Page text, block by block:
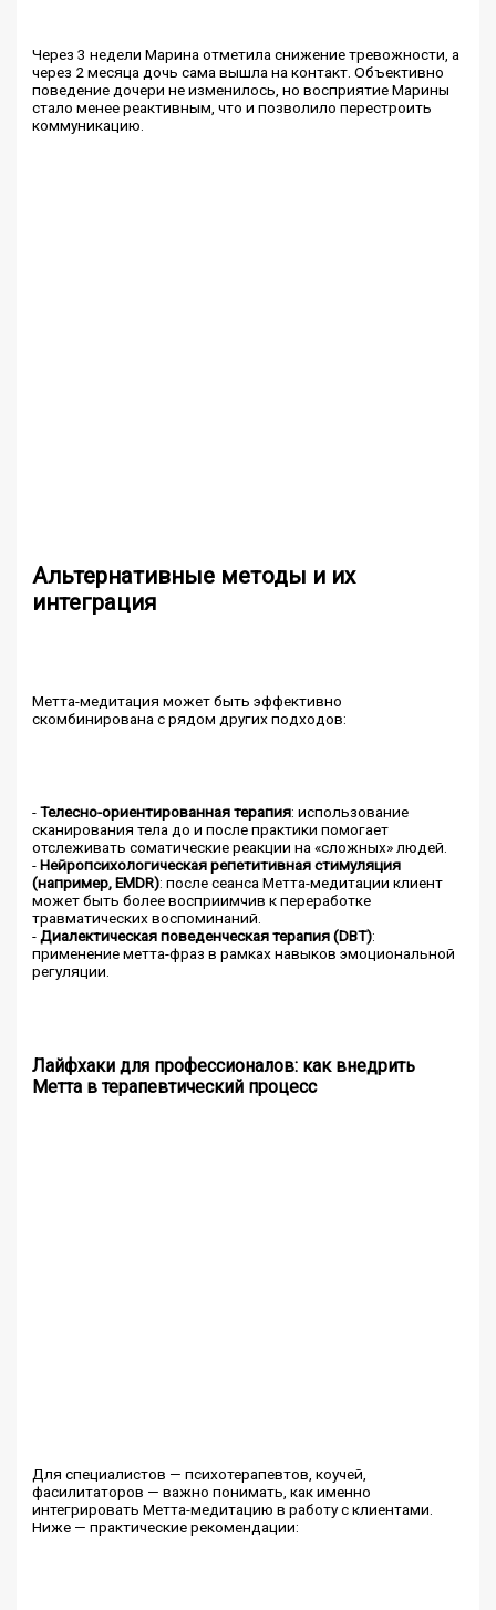
Через 3 недели Марина отметила снижение тревожности, а
через 2 месяца дочь сама вышла на контакт. Объективно
поведение дочери не изменилось, но восприятие Марины
стало менее реактивным, что и позволило перестроить
коммуникацию.
Альтернативные методы и их
интеграция
Метта-медитация может быть эффективно
скомбинирована с рядом других подходов:
-Телесно-ориентированная терапия: использование
сканирования тела до и после практики помогает
отслеживать соматические реакции на «сложных» людей.
-Нейропсихологическая репетитивная стимуляция
(например, EMDR): после сеанса Метта-медитации клиент
может быть более восприимчив к переработке
травматических воспоминаний.
-Диалектическая поведенческая терапия (DBT):
применение метта-фраз в рамках навыков эмоциональной
регуляции.
Лайфхаки для профессионалов: как внедрить
Метта в терапевтический процесс
Для специалистов — психотерапевтов, коучей,
фасилитаторов — важно понимать, как именно
интегрировать Метта-медитацию в работу с клиентами.
Ниже — практические рекомендации: